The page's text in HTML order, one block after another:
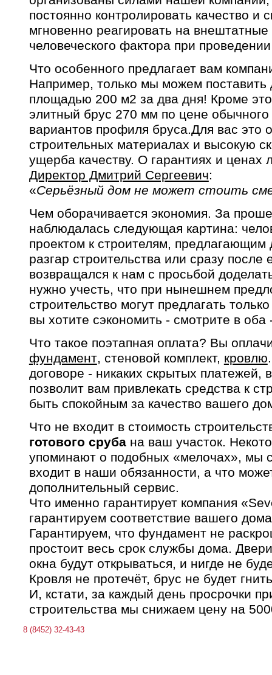
постоянно контролировать качество и
мгновенно реагировать на внештатные
человеческого фактора при
Что особенного предлагает вам
Например, только мы можем
площадью 200 м2 за два дня! Кроме
элитный брус 270 мм по цене
вариантов профиля бруса.Для вас это
строительных материалах и высокую
ущерба качеству. О гарантиях и ценах
Директор Дмитрий Сергеевич:
«Серьёзный дом не может стоить
Чем оборачивается экономия. За
наблюдалась следующая картина:
проектом к строителям,
разгар строительства или сразу после
возвращался к нам с просьбой
нужно учесть, что при нынешнем
строительство могут предлагать
вы хотите сэкономить - смотрите в оба
Что такое поэтапная оплата? Вы
фундамент, стеновой комплект, кровлю
договоре - никаких скрытых платежей,
позволит вам привлекать средства к
быть спокойным за качество вашего
Что не входит в стоимость
готового срубана ваш участок.
упоминают о подобных «мелочах», мы
входит в наши обязанности, а что
дополнительный сервис.
Что именно гарантирует компания
гарантируем соответствие вашего
Гарантируем, что фундамент не
простоит весь срок службы дома.
окна будут открываться, и нигде не
Кровля не протечёт, брус не будет
И, кстати, за каждый день просрочки
строительства мы снижаем цену на
8 (8452) 32-43-43